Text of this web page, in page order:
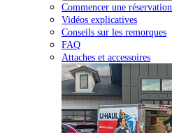
Commencer une réservation
Vidéos explicatives
Conseils sur les remorques
FAQ
Attaches et accessoires